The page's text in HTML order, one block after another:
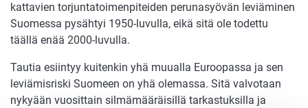
kattavien torjuntatoimenpiteiden perunasyövän leviäminen
Suomessa pysähtyi 1950-luvulla, eikä sitä ole todettu
täällä enää 2000-luvulla.
Tautia esiintyy kuitenkin yhä muualla Euroopassa ja sen
leviämisriski Suomeen on yhä olemassa. Sitä valvotaan
nykyään vuosittain silmämääräisillä tarkastuksilla ja